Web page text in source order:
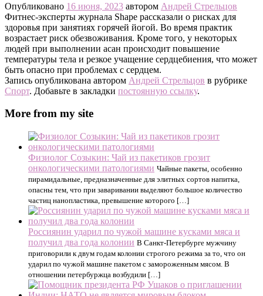
Опубликовано 16 июня, 2023 автором Андрей Стрельцов
Фитнес-эксперты журнала Shape рассказали о рисках для
здоровья при занятиях горячей йогой. Во время практик
возрастает риск обезвоживания. Кроме того, у некоторых
людей при выполнении асан происходит повышение
температуры тела и резкое учащение сердцебиения, что может
быть опасно при проблемах с сердцем.
Запись опубликована автором Андрей Стрельцов в рубрике
Спорт. Добавьте в закладки постоянную ссылку.
More from my site
Физиолог Созыкин: Чай из пакетиков грозит
онкологическими патологиями Чайные пакеты, особенно
пирамидальные, предназначенные для элитных сортов напитка,
опасны тем, что при заваривании выделяют большое количество
частиц нанопластика, превышение которого […]
Россиянин ударил по чужой машине кусками мяса и
получил два года колонии В Санкт-Петербурге мужчину
приговорили к двум годам колонии строгого режима за то, что он
ударил по чужой машине пакетом с замороженным мясом. В
отношении петербуржца возбудили […]